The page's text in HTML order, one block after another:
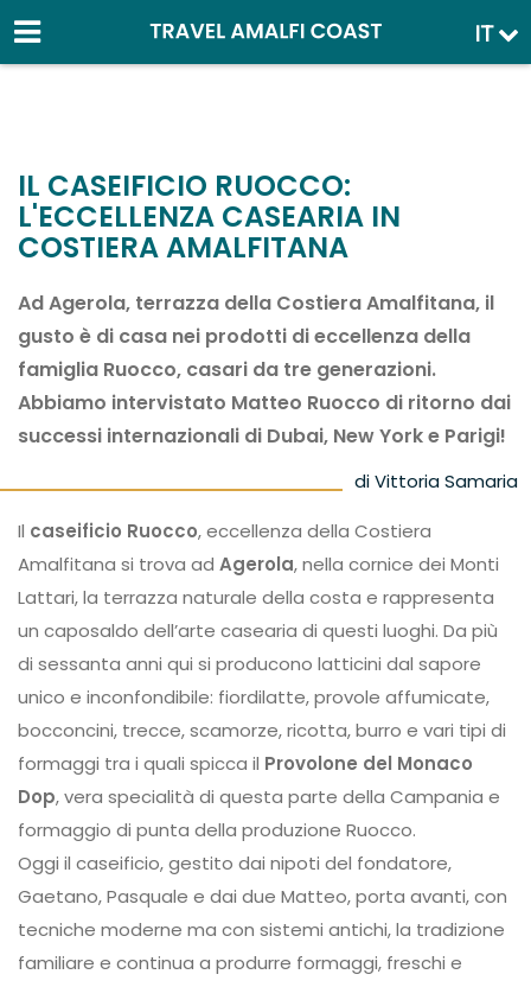
IT
IL CASEIFICIO RUOCCO:
L'ECCELLENZA CASEARIA IN
COSTIERA AMALFITANA
Ad Agerola, terrazza della Costiera Amalfitana, il
gusto è di casa nei prodotti di eccellenza della
famiglia Ruocco, casari da tre generazioni.
Abbiamo intervistato Matteo Ruocco di ritorno dai
successi internazionali di Dubai, New York e Parigi!
di Vittoria Samaria
Il caseificio Ruocco, eccellenza della Costiera
Amalfitana si trova ad Agerola, nella cornice dei Monti
Lattari, la terrazza naturale della costa e rappresenta
un caposaldo dell’arte casearia di questi luoghi. Da più
di sessanta anni qui si producono latticini dal sapore
unico e inconfondibile: fiordilatte, provole affumicate,
bocconcini, trecce, scamorze, ricotta, burro e vari tipi di
formaggi tra i quali spicca il Provolone del Monaco
Dop, vera specialità di questa parte della Campania e
formaggio di punta della produzione Ruocco.
Oggi il caseificio, gestito dai nipoti del fondatore,
Gaetano, Pasquale e dai due Matteo, porta avanti, con
tecniche moderne ma con sistemi antichi, la tradizione
familiare e continua a produrre formaggi, freschi e